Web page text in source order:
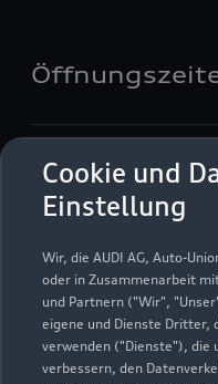
Cookie und
Einstellung
Wir, die AUDI AG, Auto-
oder in Zusammenarbeit
und Partnern ("Wir",
eigene und Dienste Dritter,
verwenden ("Dienste"), die
verbessern, den
Geschlossen ,
Geschlossen ,
Teile- &
Geschlossen,